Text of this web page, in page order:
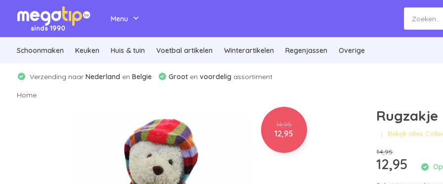
Menu
Schoonmaken Keuken Huis & tuin Voetbal artikelen Winterartikelen Regenjassen Overige
Verzending naar Nederland en Belgie Grooten voordelig assortiment
Home
14,95
12,95 Bekijk alles
14,95
12,95